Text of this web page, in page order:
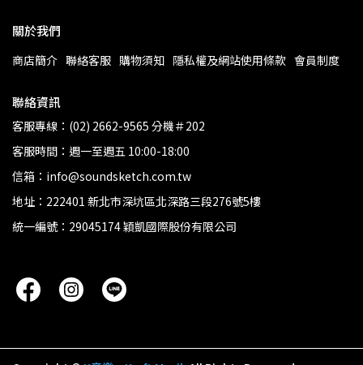
關於我們
商店簡介 聯絡客服 購物須知 隱私權及網站使用條款 會員制度
聯絡資訊
客服專線：(02) 2662-9565 分機＃202
客服時間：週一至週五 10:00-18:00
信箱：info@soundsketch.com.tw
地址：222401 新北市深坑區北深路三段276號5樓
統一編號：29045174 穎凱國際股份有限公司